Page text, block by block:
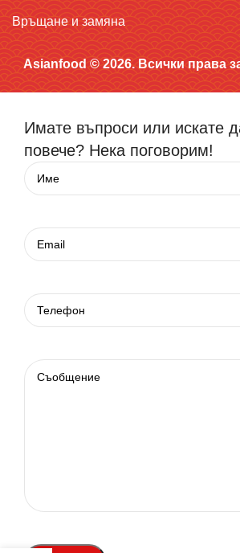
Връщане и замяна
Asianfood © 2026. Всички права
Имате въпроси или искате
повече? Нека поговорим!